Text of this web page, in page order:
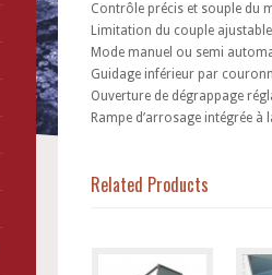
Contrôle précis et souple du
Limitation du couple ajustable
Mode manuel ou semi
Guidage inférieur par
Ouverture de dégrappage
Rampe d’arrosage intégrée
Related Products